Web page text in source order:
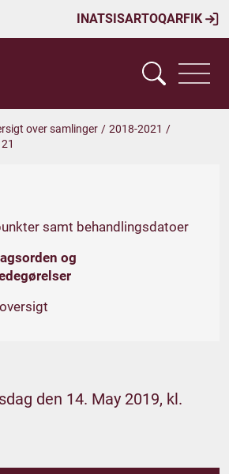
INATSISARTOQARFIK
over samlinger / 2018-2021 /
21
samt behandlingsdatoer
og
den 14. May 2019, kl.